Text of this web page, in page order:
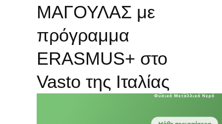
ΜΑΓΟΥΛΑΣ με
πρόγραμμα
ERASMUS+ στο
Vasto της Ιταλίας